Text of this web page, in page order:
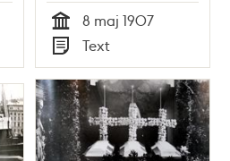
Tid
8 maj 1907
Typ
Text